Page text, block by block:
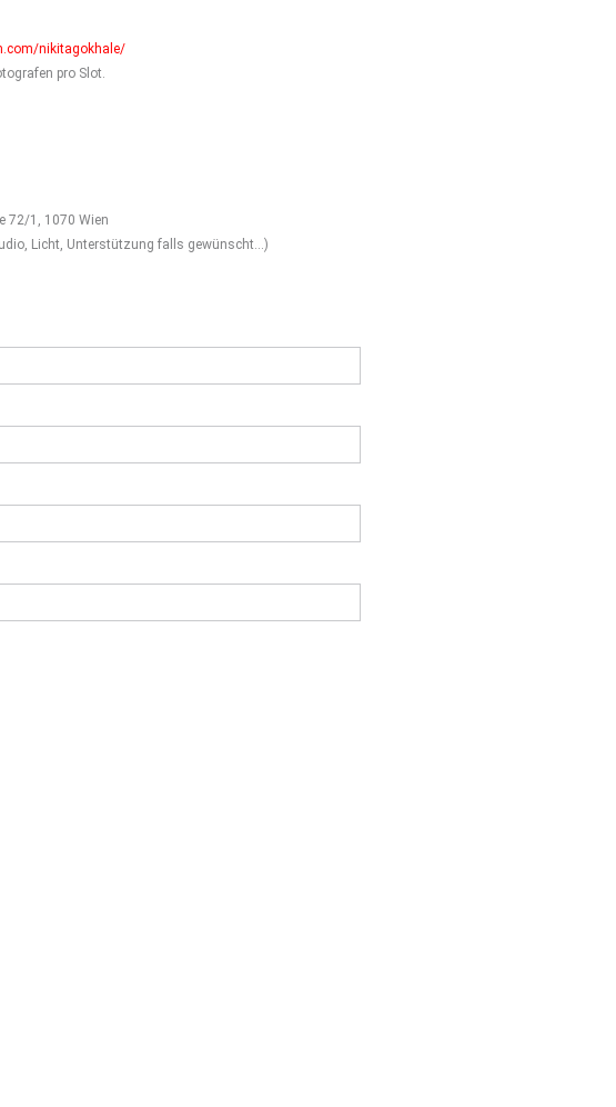
nikitagokhale/
pro Slot.
72/1, 1070 Wien
Licht, Unterstützung falls gewünscht…)